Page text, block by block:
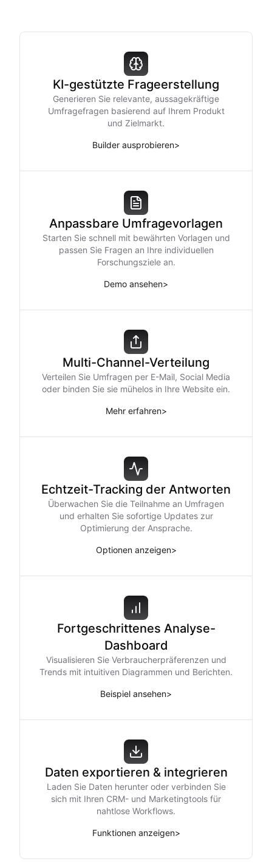
KI-gestützte Frageerstellung
Generieren Sie relevante, aussagekräftige
Umfragefragen basierend auf Ihrem Produkt
und Zielmarkt.
Builder ausprobieren>
Anpassbare Umfragevorlagen
Starten Sie schnell mit bewährten Vorlagen und
passen Sie Fragen an Ihre individuellen
Forschungsziele an.
Demo ansehen>
Multi-Channel-Verteilung
Verteilen Sie Umfragen per E-Mail, Social Media
oder binden Sie sie mühelos in Ihre Website ein.
Mehr erfahren>
Echtzeit-Tracking der Antworten
Überwachen Sie die Teilnahme an Umfragen
und erhalten Sie sofortige Updates zur
Optimierung der Ansprache.
Optionen anzeigen>
Fortgeschrittenes Analyse-
Dashboard
Visualisieren Sie Verbraucherpräferenzen und
Trends mit intuitiven Diagrammen und Berichten.
Beispiel ansehen>
Daten exportieren & integrieren
Laden Sie Daten herunter oder verbinden Sie
sich mit Ihren CRM- und Marketingtools für
nahtlose Workflows.
Funktionen anzeigen>